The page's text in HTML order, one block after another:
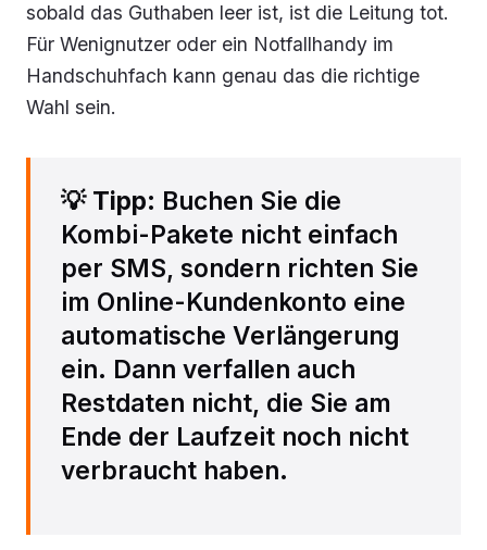
sobald das Guthaben leer ist, ist die Leitung tot.
Für Wenignutzer oder ein Notfallhandy im
Handschuhfach kann genau das die richtige
Wahl sein.
💡 Tipp: Buchen Sie die
Kombi-Pakete nicht einfach
per SMS, sondern richten Sie
im Online-Kundenkonto eine
automatische Verlängerung
ein. Dann verfallen auch
Restdaten nicht, die Sie am
Ende der Laufzeit noch nicht
verbraucht haben.